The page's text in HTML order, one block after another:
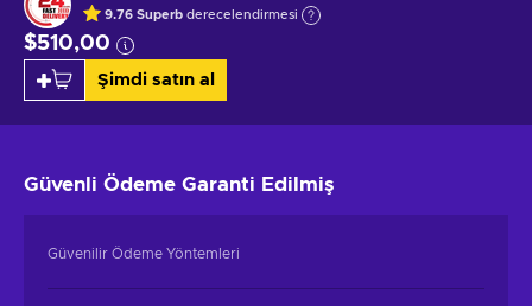
9.76 Superb derecelendirmesi
$510,00
Şimdi satın al
Güvenli Ödeme Garanti Edilmiş
Güvenilir Ödeme Yöntemleri